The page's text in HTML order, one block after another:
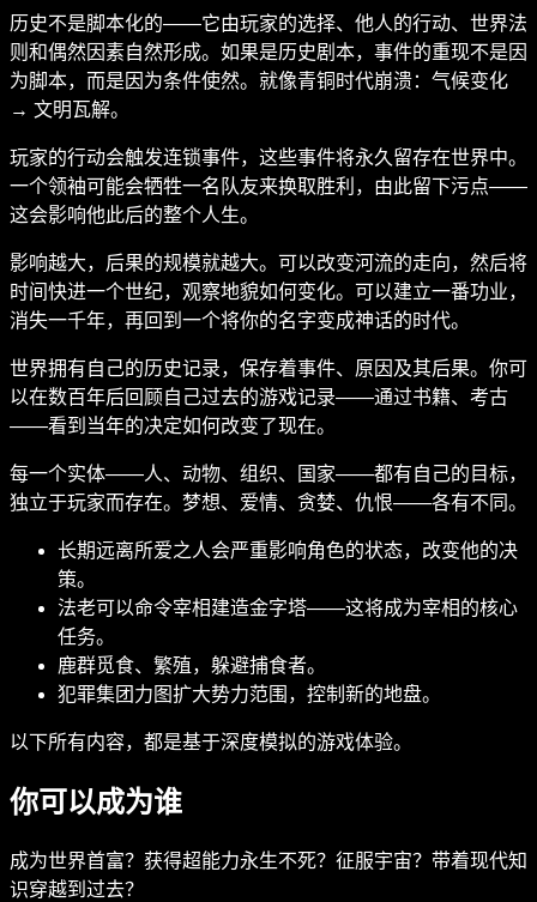
历史不是脚本化的——它由玩家的选择、他人的行动、世界法
则和偶然因素自然形成。如果是历史剧本，事件的重现不是因
为脚本，而是因为条件使然。就像青铜时代崩溃：气候变化
→ 文明瓦解。
玩家的行动会触发连锁事件，这些事件将永久留存在世界中。
一个领袖可能会牺牲一名队友来换取胜利，由此留下污点——
这会影响他此后的整个人生。
影响越大，后果的规模就越大。可以改变河流的走向，然后将
时间快进一个世纪，观察地貌如何变化。可以建立一番功业，
消失一千年，再回到一个将你的名字变成神话的时代。
世界拥有自己的历史记录，保存着事件、原因及其后果。你可
以在数百年后回顾自己过去的游戏记录——通过书籍、考古
——看到当年的决定如何改变了现在。
每一个实体——人、动物、组织、国家——都有自己的目标，
独立于玩家而存在。梦想、爱情、贪婪、仇恨——各有不同。
长期远离所爱之人会严重影响角色的状态，改变他的决
策。
法老可以命令宰相建造金字塔——这将成为宰相的核心
任务。
鹿群觅食、繁殖，躲避捕食者。
犯罪集团力图扩大势力范围，控制新的地盘。
以下所有内容，都是基于深度模拟的游戏体验。
你可以成为谁
成为世界首富？获得超能力永生不死？征服宇宙？带着现代知
识穿越到过去？